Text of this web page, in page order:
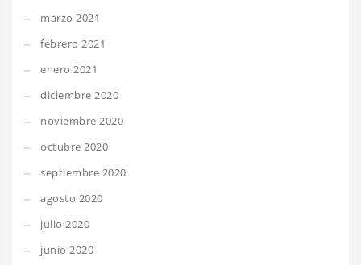
marzo 2021
febrero 2021
enero 2021
diciembre 2020
noviembre 2020
octubre 2020
septiembre 2020
agosto 2020
julio 2020
junio 2020